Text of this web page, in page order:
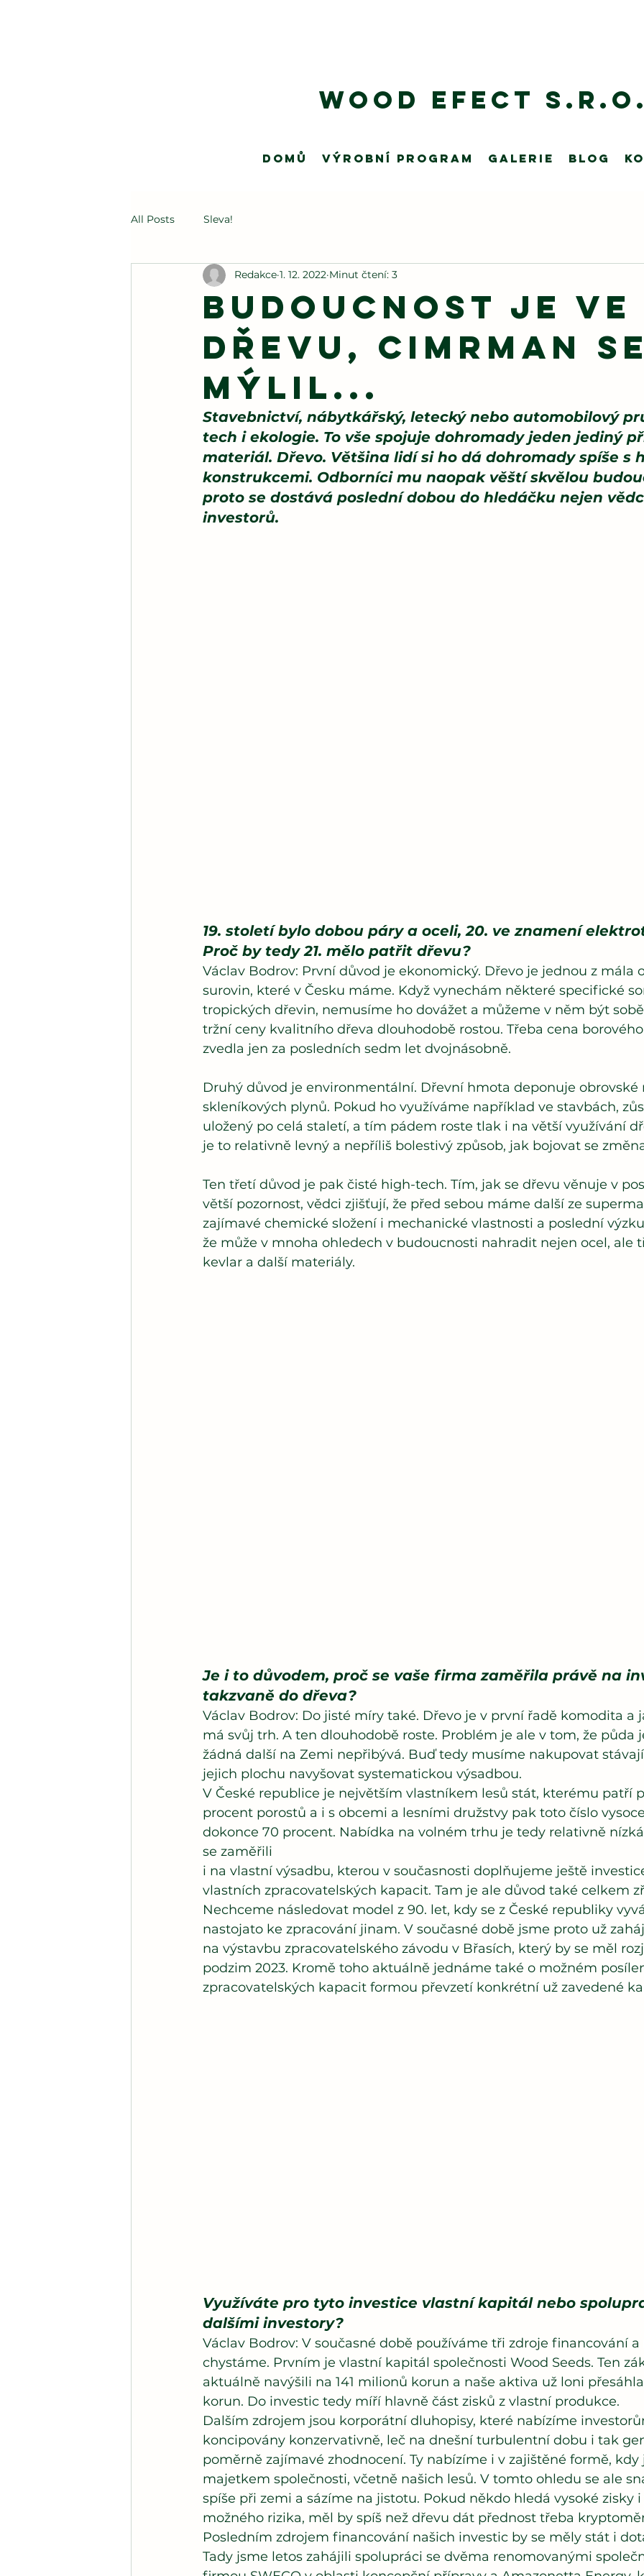
Wood Efect s.r.o.
Domů VÝROBNÍ program Galerie Blog
All Posts Sleva!
Budoucnost je ve
dřevu, Cimrman se
mýlil...
Redakce 1. 12. 2022 Minut čtení: 3
Stavebnictví, nábytkářský, letecký nebo automobilový
tech i ekologie. To vše spojuje dohromady jeden jediný
materiál. Dřevo. Většina lidí si ho dá dohromady spíše s
konstrukcemi. Odborníci mu naopak věští skvělou
proto se dostává poslední dobou do hledáčku nejen
investorů.
19. století bylo dobou páry a oceli, 20. ve znamení
Proč by tedy 21. mělo patřit dřevu?
Václav Bodrov: První důvod je ekonomický. Dřevo je jednou z mála
surovin, které v Česku máme. Když vynechám některé specifické
tropických dřevin, nemusíme ho dovážet a můžeme v něm být
tržní ceny kvalitního dřeva dlouhodobě rostou. Třeba cena
zvedla jen za posledních sedm let dvojnásobně.
Druhý důvod je environmentální. Dřevní hmota deponuje obrovské
skleníkových plynů. Pokud ho využíváme například ve stavbách,
uložený po celá staletí, a tím pádem roste tlak i na větší využívání
je to relativně levný a nepříliš bolestivý způsob, jak bojovat se
Ten třetí důvod je pak čisté high-tech. Tím, jak se dřevu věnuje v
větší pozornost, vědci zjišťují, že před sebou máme další ze
zajímavé chemické složení i mechanické vlastnosti a poslední
že může v mnoha ohledech v budoucnosti nahradit nejen ocel, ale
kevlar a další materiály.
Je i to důvodem, proč se vaše firma zaměřila právě na
takzvaně do dřeva?
Václav Bodrov: Do jisté míry také. Dřevo je v první řadě komodita a
má svůj trh. A ten dlouhodobě roste. Problém je ale v tom, že půda
žádná další na Zemi nepřibývá. Buď tedy musíme nakupovat
jejich plochu navyšovat systematickou výsadbou.
V České republice je největším vlastníkem lesů stát, kterému patří
procent porostů a i s obcemi a lesními družstvy pak toto číslo
dokonce 70 procent. Nabídka na volném trhu je tedy relativně
se zaměřili
i na vlastní výsadbu, kterou v současnosti doplňujeme ještě
vlastních zpracovatelských kapacit. Tam je ale důvod také celkem
Nechceme následovat model z 90. let, kdy se z České republiky
nastojato ke zpracování jinam. V současné době jsme proto už
na výstavbu zpracovatelského závodu v Břasích, který by se měl
podzim 2023. Kromě toho aktuálně jednáme také o možném
zpracovatelských kapacit formou převzetí konkrétní už zavedené
Využíváte pro tyto investice vlastní kapitál nebo
dalšími investory?
Václav Bodrov: V současné době používáme tři zdroje financování a
chystáme. Prvním je vlastní kapitál společnosti Wood Seeds. Ten
aktuálně navýšili na 141 milionů korun a naše aktiva už loni
korun. Do investic tedy míří hlavně část zisků z vlastní produkce.
Dalším zdrojem jsou korporátní dluhopisy, které nabízíme
koncipovány konzervativně, leč na dnešní turbulentní dobu i tak
poměrně zajímavé zhodnocení. Ty nabízíme i v zajištěné formě, kdy
majetkem společnosti, včetně našich lesů. V tomto ohledu se ale
spíše při zemi a sázíme na jistotu. Pokud někdo hledá vysoké zisky i
možného rizika, měl by spíš než dřevu dát přednost třeba
Posledním zdrojem financování našich investic by se měly stát i
Tady jsme letos zahájili spolupráci se dvěma renomovanými